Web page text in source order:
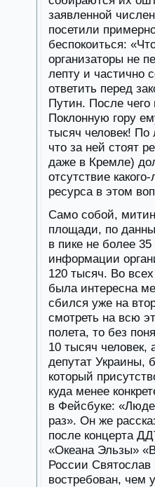
заявленной
посетили
беспокоиться:
организаторы не
лепту и частично
ответить перед
Путин. После
Поклонную гору
тысяч человек! По
что за ней стоят
даже в Кремле)
отсутствие
ресурса в этом
Само собой,
площади, по
в пике не более
информации
120 тысяч. Во
была интересна
сбился уже на
смотреть на всю
полета, то без
10 тысяч
депутат Украины,
который
куда менее
в Фейсбуке:
раз». Он же
после концерта
«Океана Эльзы»
России Святослав
востребован, чем